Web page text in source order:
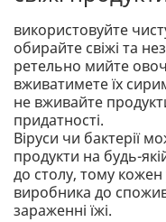
використовуйте
обирайте свіжі та
ретельно мийте
вживатимете їх
не вживайте
придатності.
Віруси чи бактерії
продукти на будь-
до столу, тому кожен
виробника до
зараженні їжі.